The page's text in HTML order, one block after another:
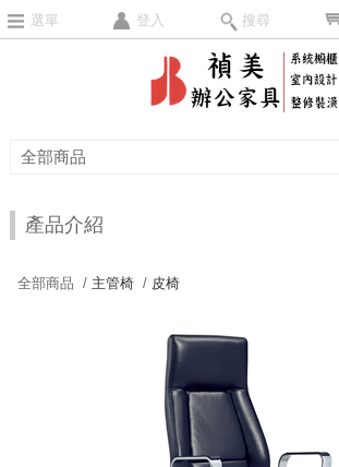
選單 登入 搜尋
全部商品
產品介紹
全部商品 / 主管椅 / 皮椅